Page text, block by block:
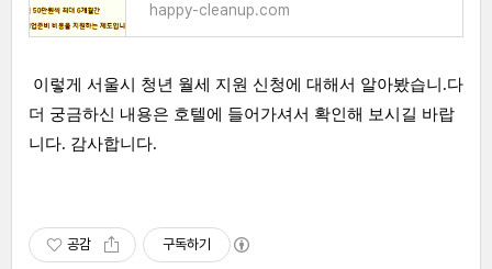
happy-cleanup.com
이렇게 서울시 청년 월세 지원 신청에 대해서 알아봤습니.다
더 궁금하신 내용은 호텔에 들어가셔서 확인해 보시길 바랍
니다. 감사합니다.
공감 구독하기